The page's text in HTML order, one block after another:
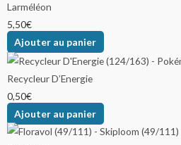
Larméléon
5,50€
Ajouter au panier
Recycleur D’Energie
0,50€
Ajouter au panier